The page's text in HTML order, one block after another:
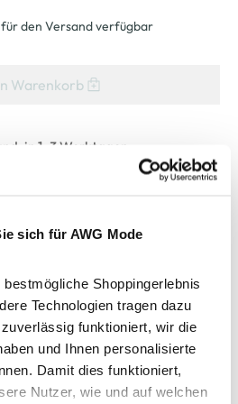
sich für AWG Mode
Shoppingerlebnis
Technologien tragen dazu
funktioniert, wir die
und Ihnen personalisierte
Damit dies funktioniert,
Nutzer, wie und auf welchen
den Versand verfügbar
Warenkorb
in 1–3 Werktagen
innerhalb 14 Tage
hinzufügen
Stehkragen